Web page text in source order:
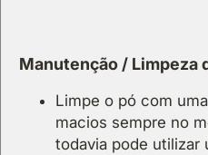
Manutenção / Limpeza
Limpe o pó com
macios sempre no
todavia pode utilizar